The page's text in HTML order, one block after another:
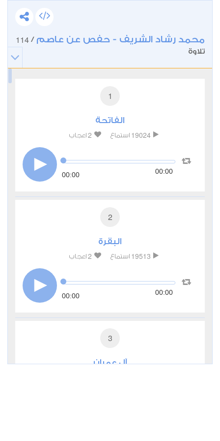
محمد رشاد الشريف - حفص عن عاصم /
114
تلاوة
1
الفاتحة
19024 استماع 2 اعجاب
00:00 00:00
2
البقرة
19513 استماع 2 اعجاب
00:00 00:00
3
آل عمران